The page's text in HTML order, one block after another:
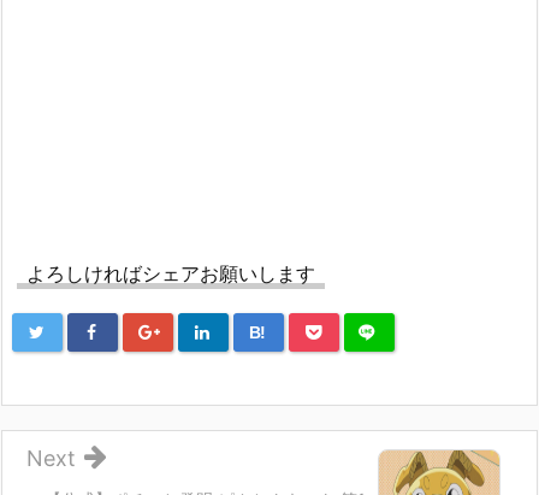
よろしければシェアお願いします
B!
Next